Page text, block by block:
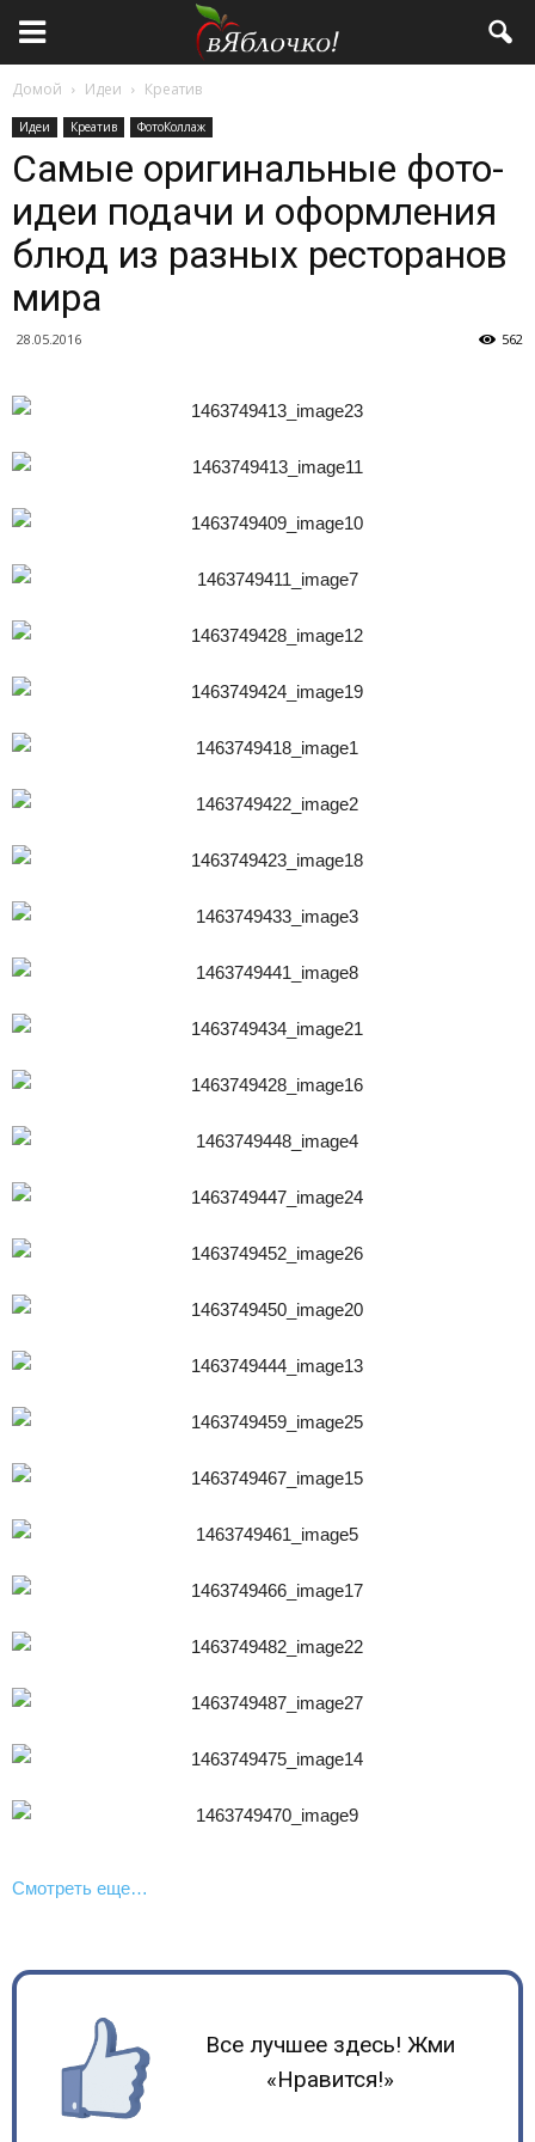
Домой Идеи Креатив
Идеи Креатив ФотоКоллаж
Самые оригинальные фото-
идеи подачи и оформления
блюд из разных ресторанов
мира
28.05.2016 562
Смотреть еще…
Все лучшее здесь! Жми
«Нравится!»